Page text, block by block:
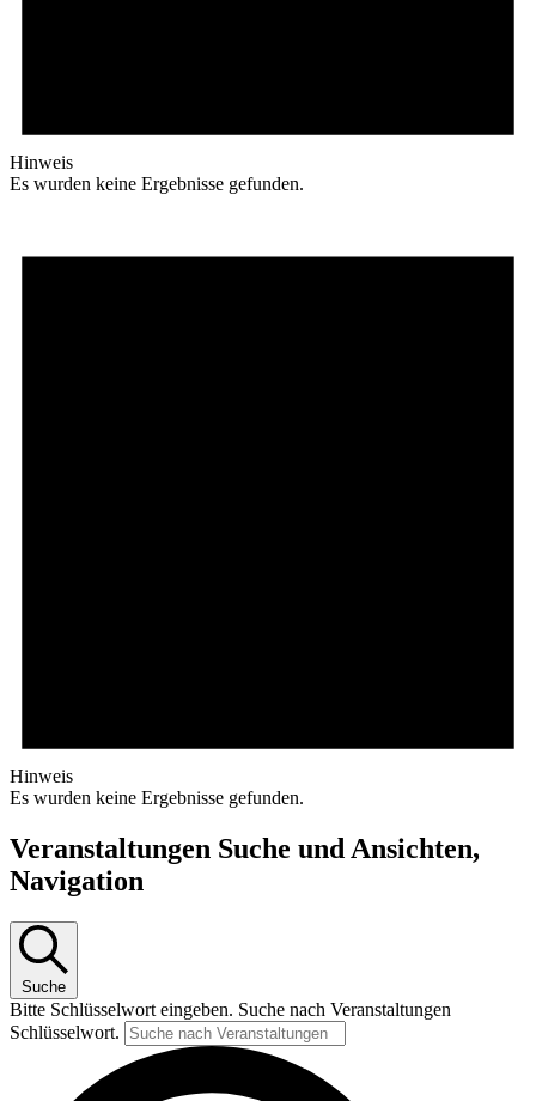
Hinweis
Es wurden keine Ergebnisse gefunden.
Hinweis
Es wurden keine Ergebnisse gefunden.
Veranstaltungen Suche und Ansichten,
Navigation
Suche
Bitte Schlüsselwort eingeben. Suche nach Veranstaltungen
Schlüsselwort.